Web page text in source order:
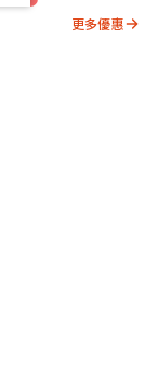
更多優惠